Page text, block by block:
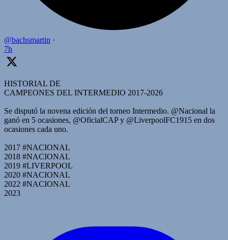
@bachsmartin ·
7h
HISTORIAL DE
CAMPEONES DEL INTERMEDIO 2017-2026
Se disputó la novena edición del torneo Intermedio. @Nacional la
ganó en 5 ocasiones, @OficialCAP y @LiverpoolFC1915 en dos
ocasiones cada uno.
2017 #NACIONAL
2018 #NACIONAL
2019 #LIVERPOOL
2020 #NACIONAL
2022 #NACIONAL
2023